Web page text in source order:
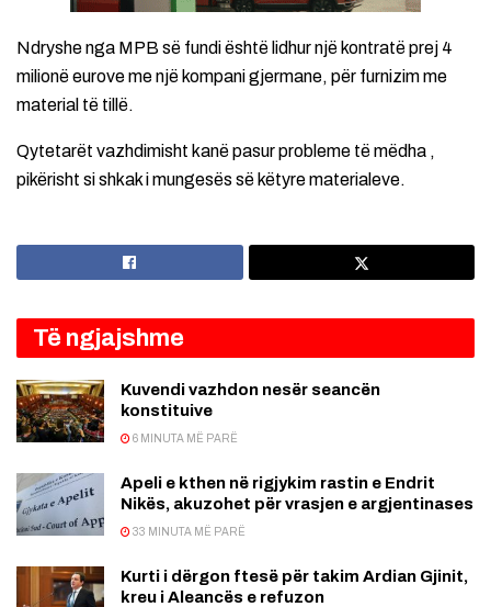
Ndryshe nga MPB së fundi është lidhur një kontratë prej 4
milionë eurove me një kompani gjermane, për furnizim me
material të tillë.
Qytetarët vazhdimisht kanë pasur probleme të mëdha ,
pikërisht si shkak i mungesës së këtyre materialeve.
Të ngjajshme
Kuvendi vazhdon nesër seancën
konstituive
6 MINUTA MË PARË
Apeli e kthen në rigjykim rastin e Endrit
Nikës, akuzohet për vrasjen e argjentinases
33 MINUTA MË PARË
Kurti i dërgon ftesë për takim Ardian Gjinit,
kreu i Aleancës e refuzon